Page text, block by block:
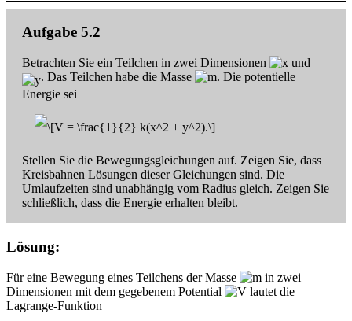
Aufgabe 5.2
Betrachten Sie ein Teilchen in zwei Dimensionen
und
. Das Teilchen habe die Masse
. Die potentielle
Energie sei
Stellen Sie die Bewegungsgleichungen auf. Zeigen Sie, dass
Kreisbahnen Lösungen dieser Gleichungen sind. Die
Umlaufzeiten sind unabhängig vom Radius gleich. Zeigen Sie
schließlich, dass die Energie erhalten bleibt.
Lösung:
Für eine Bewegung eines Teilchens der Masse
in zwei
Dimensionen mit dem gegebenem Potential
lautet die
Lagrange-Funktion